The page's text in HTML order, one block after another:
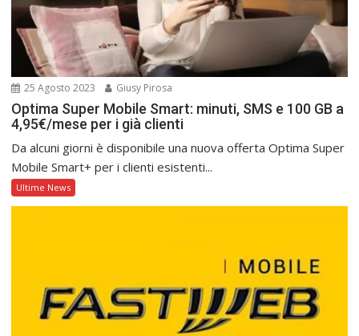
25 Agosto 2023 Giusy Pirosa
Optima Super Mobile Smart: minuti, SMS e 100 GB a
4,95€/mese per i già clienti
Da alcuni giorni è disponibile una nuova offerta Optima Super
Mobile Smart+ per i clienti esistenti...
Ultime News